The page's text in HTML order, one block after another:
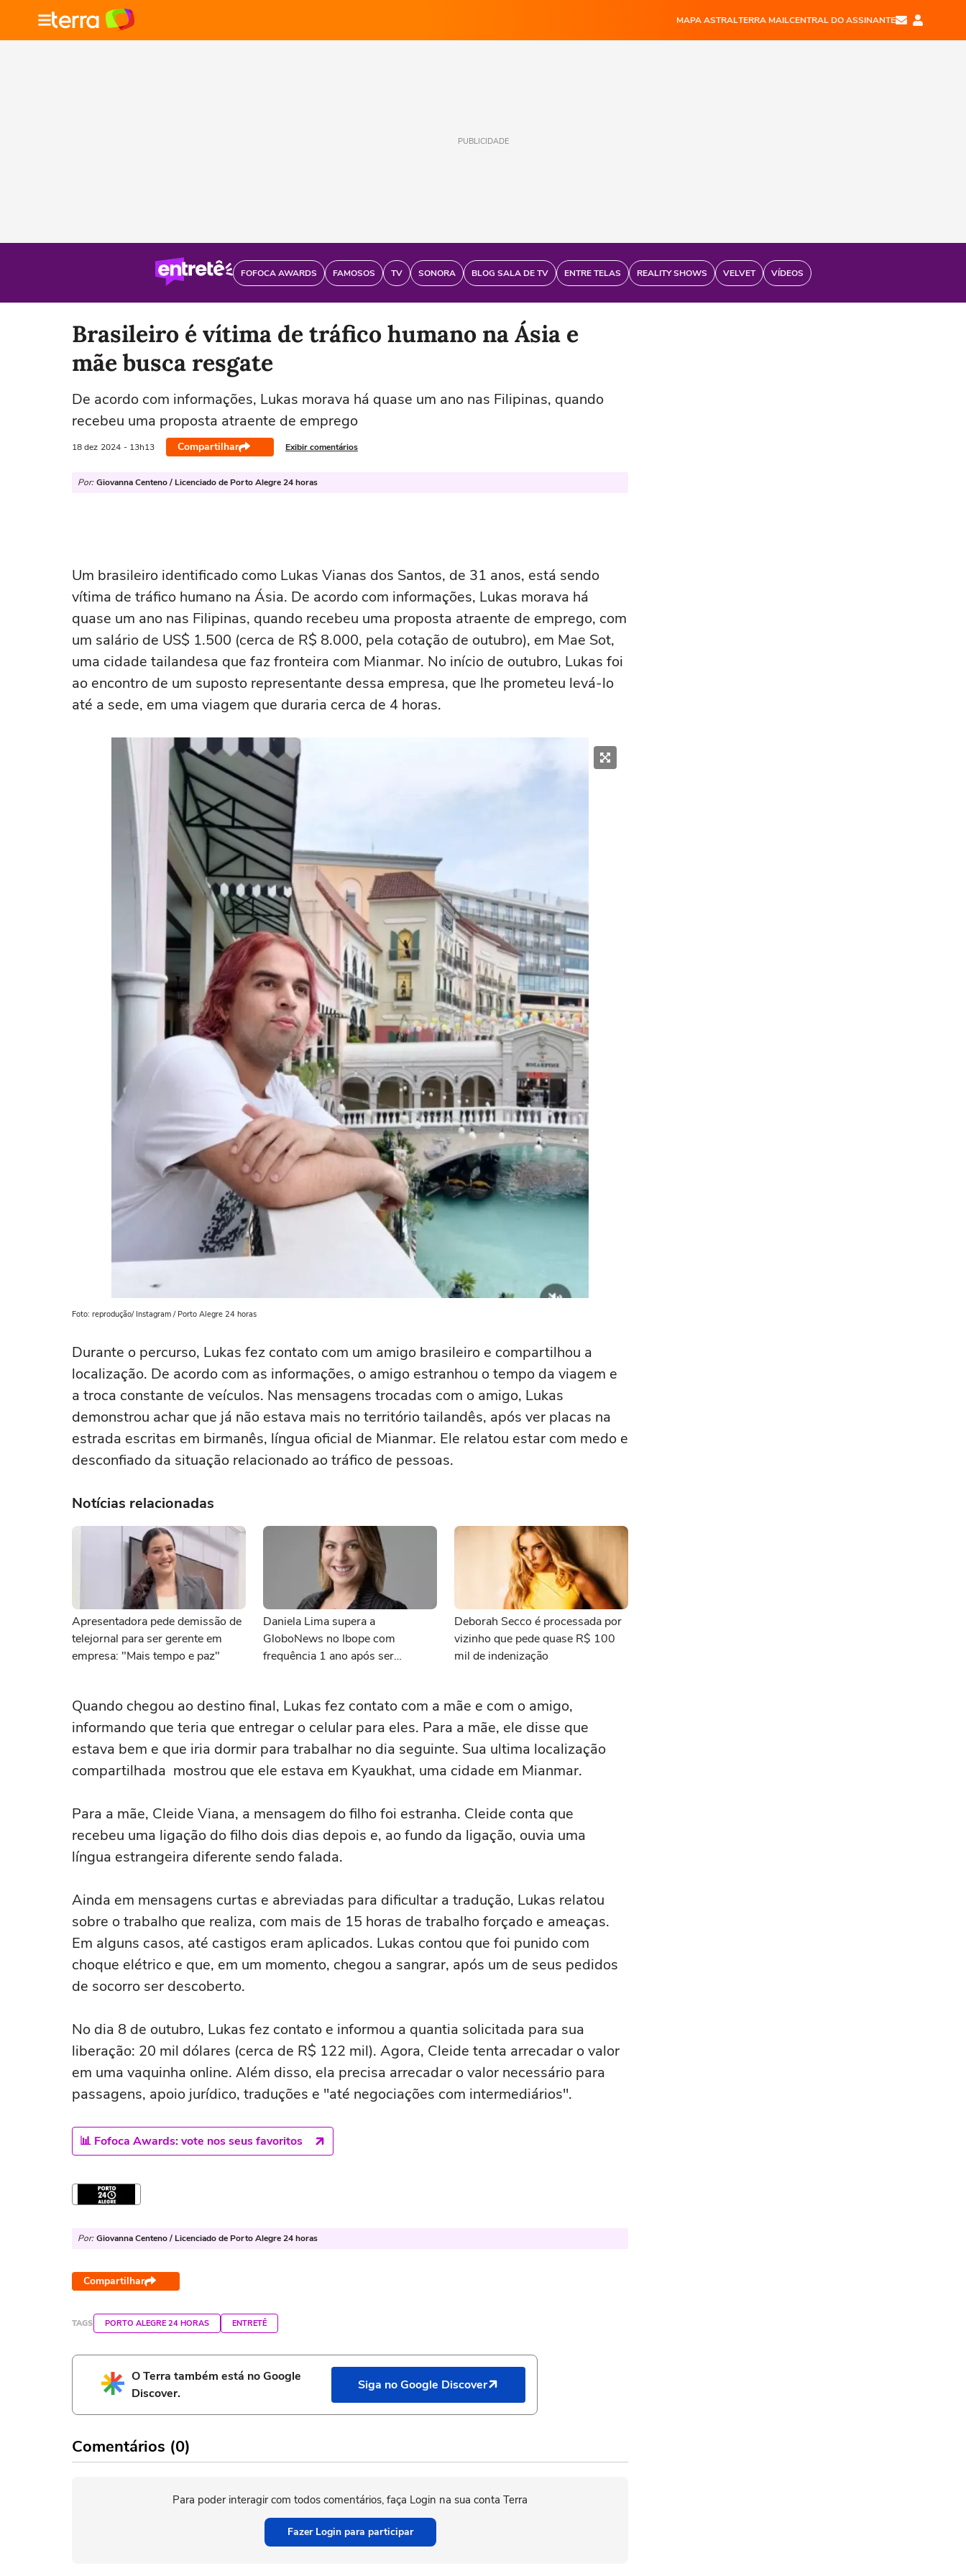
MAPA ASTRALTERRA MAILCENTRAL DO ASSINANTE
PUBLICIDADE
FOFOCA AWARDS FAMOSOS TV SONORA BLOG SALA DE TV ENTRE TELAS REALITY SHOWS VELVET VÍDEOS
Brasileiro é vítima de tráfico humano na Ásia e
mãe busca resgate
De acordo com informações, Lukas morava há quase um ano nas Filipinas, quando
recebeu uma proposta atraente de emprego
18 dez 2024 - 13h13 Compartilhar Exibir comentários
Por: Giovanna Centeno / Licenciado de Porto Alegre 24 horas
Um brasileiro identificado como Lukas Vianas dos Santos, de 31 anos, está sendo
vítima de tráfico humano na Ásia. De acordo com informações, Lukas morava há
quase um ano nas Filipinas, quando recebeu uma proposta atraente de emprego, com
um salário de US$ 1.500 (cerca de R$ 8.000, pela cotação de outubro), em Mae Sot,
uma cidade tailandesa que faz fronteira com Mianmar. No início de outubro, Lukas foi
ao encontro de um suposto representante dessa empresa, que lhe prometeu levá-lo
até a sede, em uma viagem que duraria cerca de 4 horas.
Foto: reprodução/ Instagram / Porto Alegre 24 horas
Durante o percurso, Lukas fez contato com um amigo brasileiro e compartilhou a
localização. De acordo com as informações, o amigo estranhou o tempo da viagem e
a troca constante de veículos. Nas mensagens trocadas com o amigo, Lukas
demonstrou achar que já não estava mais no território tailandês, após ver placas na
estrada escritas em birmanês, língua oficial de Mianmar. Ele relatou estar com medo e
desconfiado da situação relacionado ao tráfico de pessoas.
Notícias relacionadas
Apresentadora pede demissão de
telejornal para ser gerente em
empresa: "Mais tempo e paz"
Daniela Lima supera a
GloboNews no Ibope com
frequência 1 ano após ser
Deborah Secco é processada por
vizinho que pede quase R$ 100
mil de indenização
Quando chegou ao destino final, Lukas fez contato com a mãe e com o amigo,
informando que teria que entregar o celular para eles. Para a mãe, ele disse que
estava bem e que iria dormir para trabalhar no dia seguinte. Sua ultima localização
compartilhada mostrou que ele estava em Kyaukhat, uma cidade em Mianmar.
Para a mãe, Cleide Viana, a mensagem do filho foi estranha. Cleide conta que
recebeu uma ligação do filho dois dias depois e, ao fundo da ligação, ouvia uma
língua estrangeira diferente sendo falada.
Ainda em mensagens curtas e abreviadas para dificultar a tradução, Lukas relatou
sobre o trabalho que realiza, com mais de 15 horas de trabalho forçado e ameaças.
Em alguns casos, até castigos eram aplicados. Lukas contou que foi punido com
choque elétrico e que, em um momento, chegou a sangrar, após um de seus pedidos
de socorro ser descoberto.
No dia 8 de outubro, Lukas fez contato e informou a quantia solicitada para sua
liberação: 20 mil dólares (cerca de R$ 122 mil). Agora, Cleide tenta arrecadar o valor
em uma vaquinha online. Além disso, ela precisa arrecadar o valor necessário para
passagens, apoio jurídico, traduções e "até negociações com intermediários".
📊 Fofoca Awards: vote nos seus favoritos
Por: Giovanna Centeno / Licenciado de Porto Alegre 24 horas
Compartilhar
TAGS PORTO ALEGRE 24 HORAS ENTRETÊ
O Terra também está no Google
Discover.
Siga no Google Discover
Comentários (0)
Para poder interagir com todos comentários, faça Login na sua conta Terra
Fazer Login para participar